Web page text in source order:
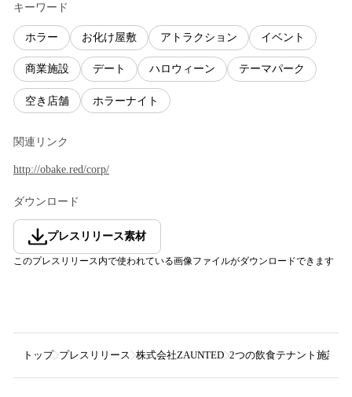
キーワード
ホラー お化け屋敷 アトラクション イベント
商業施設 デート ハロウィーン テーマパーク
空き店舗 ホラーナイト
関連リンク
http://obake.red/corp/
ダウンロード
プレスリリース素材
このプレスリリース内で使われている画像ファイルがダウンロードできます
トップ プレスリリース 株式会社ZAUNTED 2つの飲食テナント施設を